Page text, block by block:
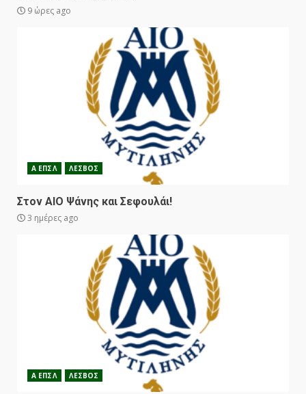
9 ώρες ago
Α ΕΠΣΛ ΛΕΣΒΟΣ
Στον ΑΙΟ Ψάνης και Σεφουλάι!
3 ημέρες ago
Α ΕΠΣΛ ΛΕΣΒΟΣ